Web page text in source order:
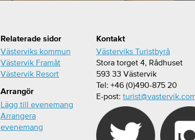
Relaterade sidor
Västerviks kommun
Västervik Framåt
Västervik Resort
Arrangör
Lägg till evenemang
Arrangera
evenemang
Kontakt
Västerviks Turistbyrå
Stora torget 4, Rådhuset
593 33 Västervik
Tel: +46 (0)490-875 20
E-post: